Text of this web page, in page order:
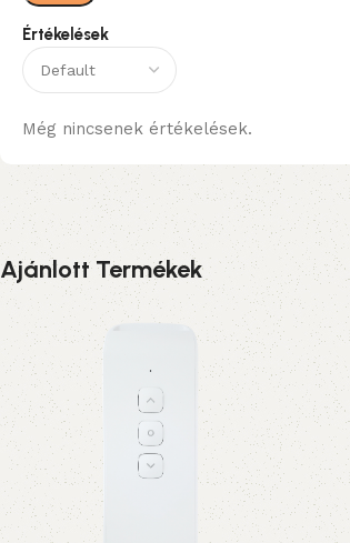
Értékelések
Még nincsenek értékelések.
Ajánlott Termékek